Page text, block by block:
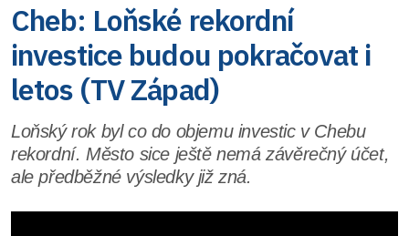
Cheb: Loňské rekordní
investice budou pokračovat i
letos (TV Západ)
Loňský rok byl co do objemu investic v Chebu
rekordní. Město sice ještě nemá závěrečný účet,
ale předběžné výsledky již zná.